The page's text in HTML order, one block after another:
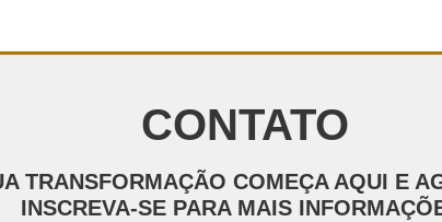
CONTATO
TRANSFORMAÇÃO COMEÇA AQUI E
INSCREVA-SE PARA MAIS